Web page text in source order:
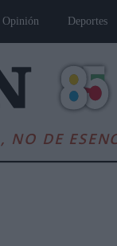
Opinión Deportes
NO DE